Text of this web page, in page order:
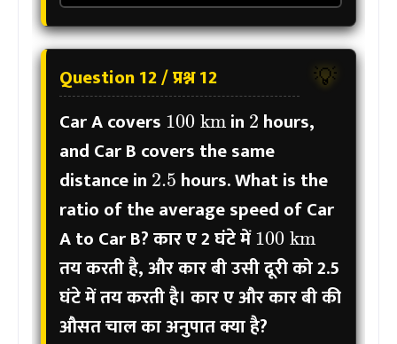
💡
Question 12 / प्रश्न 12
Car A covers
100km
in
2
hours,
and Car B covers the same
distance in
2.5
hours. What is the
ratio of the average speed of Car
A to Car B?कार ए 2 घंटे में
100km
तय करती है, और कार बी उसी दूरी को 2.5
घंटे में तय करती है। कार ए और कार बी की
औसत चाल का अनुपात क्या है?